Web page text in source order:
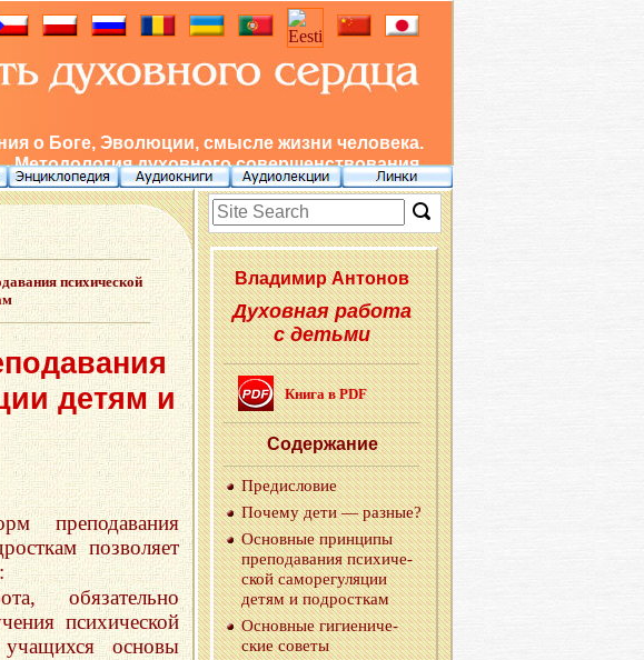
о Боге, Эволюции, смысле жизни человека.
Методология духовного совершенствования.
психической
детям и
преподавания
позволяет
обязательно
психической
основы
Вла­ди­мир Ан­то­нов
Духовная работа
с детьми
Книга в PDF
Со­дер­жа­ние
Пре­ди­сло­вие
По­че­му дети — раз­ные?
Ос­нов­ные прин­ци­пы
пре­по­да­ва­ния пси­хи­че­
ской са­мо­ре­гу­ля­ции
детям и под­рост­кам
Ос­нов­ные ги­ги­е­ни­че­
ские со­ве­ты